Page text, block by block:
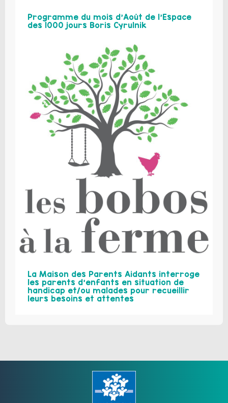
Programme du mois d’Août de l’Espace
des 1000 jours Boris Cyrulnik
La Maison des Parents Aidants interroge
les parents d’enfants en situation de
handicap et/ou malades pour recueillir
leurs besoins et attentes